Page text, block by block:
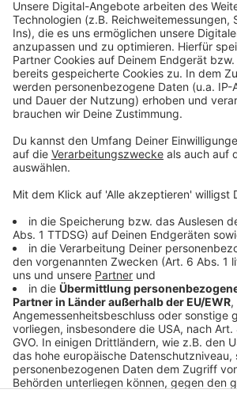
Weitere Infos und Links zum
Anzeige
Homepage des Mieterverein
Mehr Sozialwohnungen in Düsseldorf
Neuer Rekord auf Deutschem
Aufräumen nach dem Sturm
Anzeige
Anzeige